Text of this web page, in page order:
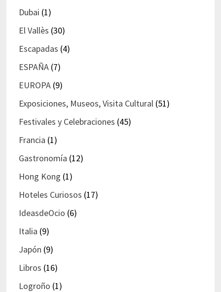
Dubai (1)
El Vallès (30)
Escapadas (4)
ESPAÑA(7)
EUROPA(9)
Exposiciones, Museos, Visita Cultural(51)
Festivales y Celebraciones (45)
Francia (1)
Gastronomía (12)
Hong Kong (1)
Hoteles Curiosos (17)
IdeasdeOcio (6)
Italia (9)
Japón (9)
Libros (16)
Logroño (1)